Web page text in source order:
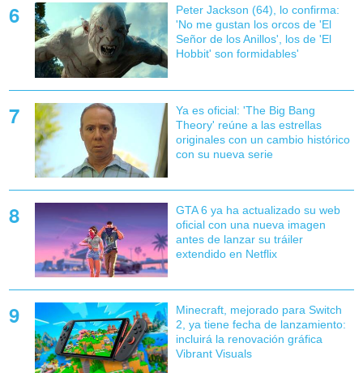
Peter Jackson (64), lo confirma:
'No me gustan los orcos de 'El
Señor de los Anillos', los de 'El
Hobbit' son formidables'
Ya es oficial: 'The Big Bang
Theory' reúne a las estrellas
originales con un cambio histórico
con su nueva serie
GTA 6 ya ha actualizado su web
oficial con una nueva imagen
antes de lanzar su tráiler
extendido en Netflix
Minecraft, mejorado para Switch
2, ya tiene fecha de lanzamiento:
incluirá la renovación gráfica
Vibrant Visuals